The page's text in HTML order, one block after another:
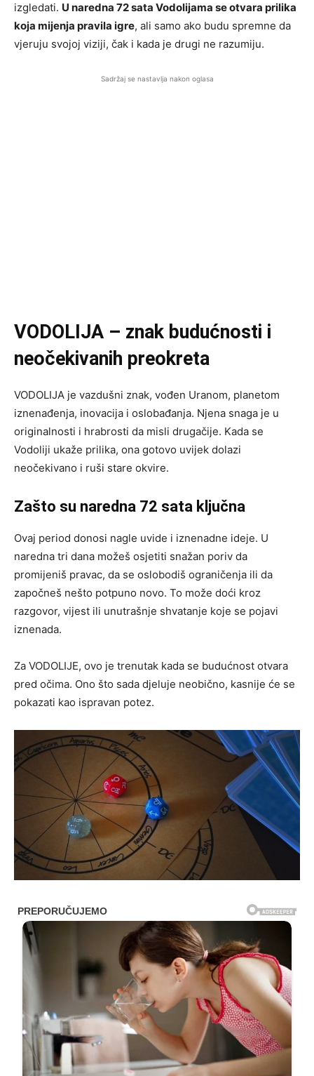
izgledati. U naredna 72 sata Vodolijama se otvara prilika
koja mijenja pravila igre, ali samo ako budu spremne da
vjeruju svojoj viziji, čak i kada je drugi ne razumiju.
Sadržaj se nastavlja nakon oglasa
VODOLIJA – znak budućnosti i
neočekivanih preokreta
VODOLIJA je vazdušni znak, vođen Uranom, planetom
iznenađenja, inovacija i oslobađanja. Njena snaga je u
originalnosti i hrabrosti da misli drugačije. Kada se
Vodoliji ukaže prilika, ona gotovo uvijek dolazi
neočekivano i ruši stare okvire.
Zašto su naredna 72 sata ključna
Ovaj period donosi nagle uvide i iznenadne ideje. U
naredna tri dana možeš osjetiti snažan poriv da
promijeniš pravac, da se oslobodiš ograničenja ili da
započneš nešto potpuno novo. To može doći kroz
razgovor, vijest ili unutrašnje shvatanje koje se pojavi
iznenada.
Za VODOLIJE, ovo je trenutak kada se budućnost otvara
pred očima. Ono što sada djeluje neobično, kasnije će se
pokazati kao ispravan potez.